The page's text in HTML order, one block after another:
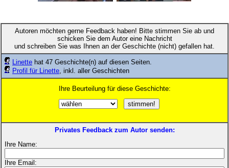
Autoren möchten gerne Feedback haben! Bitte stimmen Sie ab und
schicken Sie dem Autor eine Nachricht
und schreiben Sie was Ihnen an der Geschichte (nicht) gefallen hat.
Linette hat 47 Geschichte(n) auf diesen Seiten.
Profil für Linette , inkl. aller Geschichten
Ihre Beurteilung für diese Geschichte:
Privates Feedback zum Autor senden:
Ihre Name:
Ihre Email: